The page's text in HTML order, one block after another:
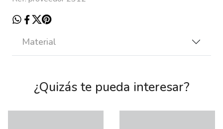
Material
¿Quizás te pueda interesar?